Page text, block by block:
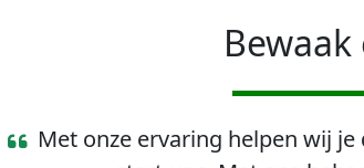
Met onze ervaring helpen wij